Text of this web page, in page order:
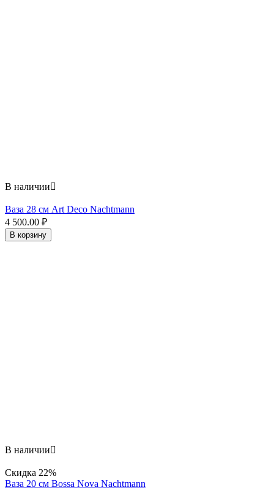
В наличии
Ваза 28 см Art Deco Nachtmann
4 500.00 ₽
В корзину
В наличии
Скидка 22%
Ваза 20 см Bossa Nova Nachtmann